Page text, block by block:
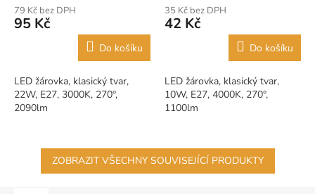
79 Kč bez DPH
95 Kč
Do košíku
LED žárovka, klasický tvar,
22W, E27, 3000K, 270°,
2090lm
35 Kč bez DPH
42 Kč
Do košíku
LED žárovka, klasický tvar,
10W, E27, 4000K, 270°,
1100lm
ZOBRAZIT VŠECHNY SOUVISEJÍCÍ PRODUKTY